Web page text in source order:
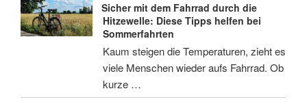
Sicher mit dem Fahrrad durch die
Hitzewelle: Diese Tipps helfen bei
Sommerfahrten
Kaum steigen die Temperaturen, zieht es
viele Menschen wieder aufs Fahrrad. Ob
kurze …